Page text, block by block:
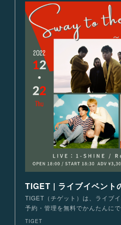
TIGET（チゲット）は、ライブ
予約・管理を無料でかんたんに
TIGET